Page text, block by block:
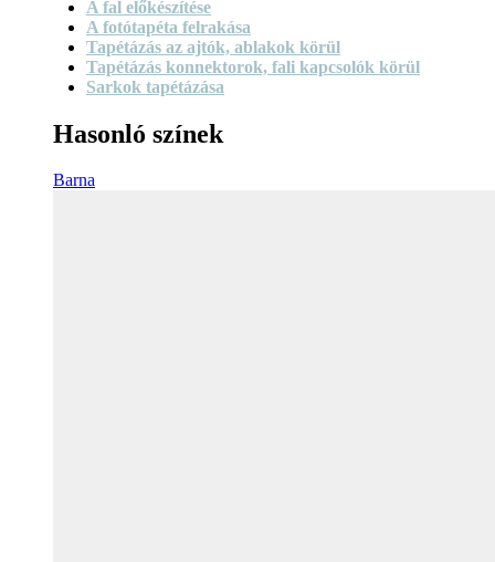
A fal előkészítése
A fotótapéta felrakása
Tapétázás az ajtók, ablakok körül
Tapétázás konnektorok, fali kapcsolók körül
Sarkok tapétázása
Hasonló színek
Barna